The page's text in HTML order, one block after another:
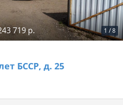
1 /8
719 р.
БССР, д. 25